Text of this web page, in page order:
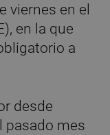
viernes en el
en la que
a
desde
pasado mes